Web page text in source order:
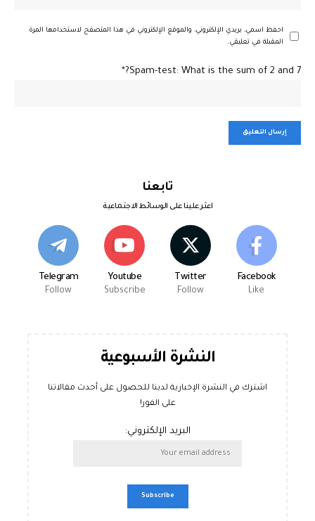
احفظ اسمي، بريدي الإلكتروني، والموقع الإلكتروني في هذا المتصفح لاستخدامها المرة
المقبلة في تعليقي.
Spam-test: What is the sum of 2 and 7?*
تابعنا
اعثر علينا على الوسائط الاجتماعية
Facebook
Like
Twitter
Follow
Youtube
Subscribe
Telegram
Follow
النشرة الأسبوعية
اشترك في النشرة الإخبارية لدينا للحصول على أحدث مقالاتنا
على الفور!
البريد الإلكتروني: